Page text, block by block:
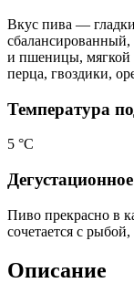
Вкус пива —
и пшеницы, мягкой
перца, гвоздики,
Температура
5 °С
Пиво прекрасно в
сочетается с
Описание